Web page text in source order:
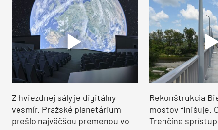
Z hviezdnej sály je digitálny
vesmír. Pražské planetárium
prešlo najväčšou premenou vo
Rekonštrukcia
mostov finišuje.
Trenčíne